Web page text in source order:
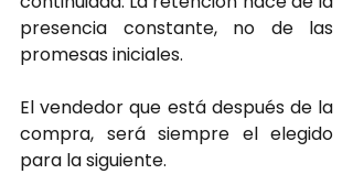
presencia constante, no de las
promesas iniciales.
El vendedor que está después de la
compra, será siempre el elegido
para la siguiente.